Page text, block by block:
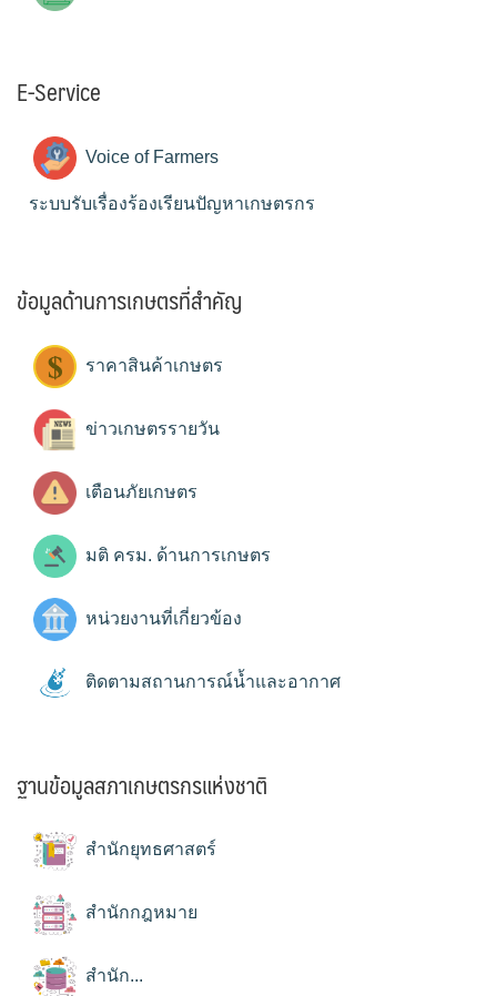
E-Service
Voice of Farmers
ระบบรับเรื่องร้องเรียนปัญหาเกษตรกร
ข้อมูลด้านการเกษตรที่สำคัญ
ราคาสินค้าเกษตร
ข่าวเกษตรรายวัน
เตือนภัยเกษตร
มติ ครม. ด้านการเกษตร
หน่วยงานที่เกี่ยวข้อง
ติดตามสถานการณ์น้ำและอากาศ
ฐานข้อมูลสภาเกษตรกรแห่งชาติ
สำนักยุทธศาสตร์
สำนักกฎหมาย
สำนัก...